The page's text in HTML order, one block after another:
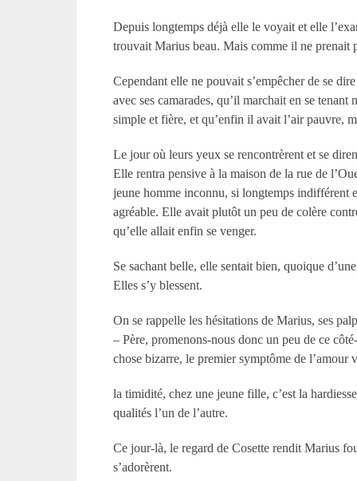
Depuis longtemps déjà elle le voyait et elle
trouvait Marius beau. Mais comme il ne prenait
Cependant elle ne pouvait s’empêcher de se
avec ses camarades, qu’il marchait en se
simple et fière, et qu’enfin il avait l’air pauvre,
Le jour où leurs yeux se rencontrèrent et se
Elle rentra pensive à la maison de la rue de
jeune homme inconnu, si longtemps indifférent
agréable. Elle avait plutôt un peu de colère
qu’elle allait enfin se venger.
Se sachant belle, elle sentait bien, quoique
Elles s’y blessent.
On se rappelle les hésitations de Marius, ses
– Père, promenons-nous donc un peu de ce
chose bizarre, le premier symptôme de l’amour
la timidité, chez une jeune fille, c’est la
qualités l’un de l’autre.
Ce jour-là, le regard de Cosette rendit Marius
s’adorèrent.